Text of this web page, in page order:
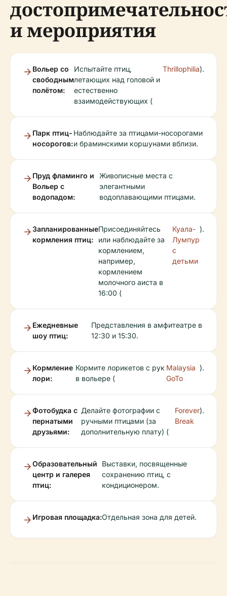
и мероприятия
Вольер со
свободным
полётом:
Испытайте птиц,
летающих над головой и
естественно
взаимодействующих (
Thrillophilia).
Парк птиц-
носорогов:
Наблюдайте за птицами-носорогами
и браминскими коршунами вблизи.
Пруд фламинго и
Вольер с
водопадом:
Живописные места с
элегантными
водоплавающими птицами.
Запланированные
кормления птиц:
Присоединяйтесь
или наблюдайте за
кормлением,
например,
кормлением
молочного аиста в
16:00 (
Куала-
Лумпур
с
детьми
).
Ежедневные
шоу птиц:
Представления в амфитеатре в
12:30 и 15:30.
Кормление
лори:
Кормите лорикетов с рук
в вольере (
Malaysia
GoTo
).
Фотобудка с
пернатыми
друзьями:
Делайте фотографии с
ручными птицами (за
дополнительную плату) (
Forever
Break
).
Образовательный
центр и галерея
птиц:
Выставки, посвященные
сохранению птиц, с
кондиционером.
Игровая площадка:Отдельная зона для детей.